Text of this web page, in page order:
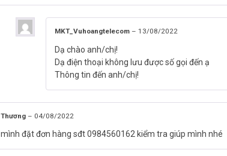
MKT_Vuhoangtelecom – 13/08/2022
Dạ chào anh/chị!
Dạ điện thoại không lưu được số gọi đến ạ
Thông tin đến anh/chị!
Thương – 04/08/2022
mình đặt đơn hàng sđt 0984560162 kiểm tra giúp mình nhé